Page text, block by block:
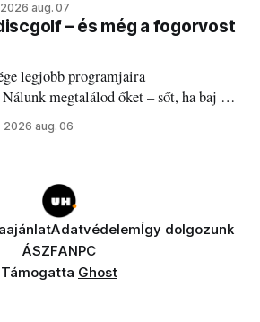
2026 aug. 07
– és még a fogorvost
legjobb programjaira
megtalálod őket – sőt, ha baj van
ügyeletet is!
2026 aug. 06
AdatvédelemÍgy dolgozunk
ÁSZFANPC
Támogatta Ghost